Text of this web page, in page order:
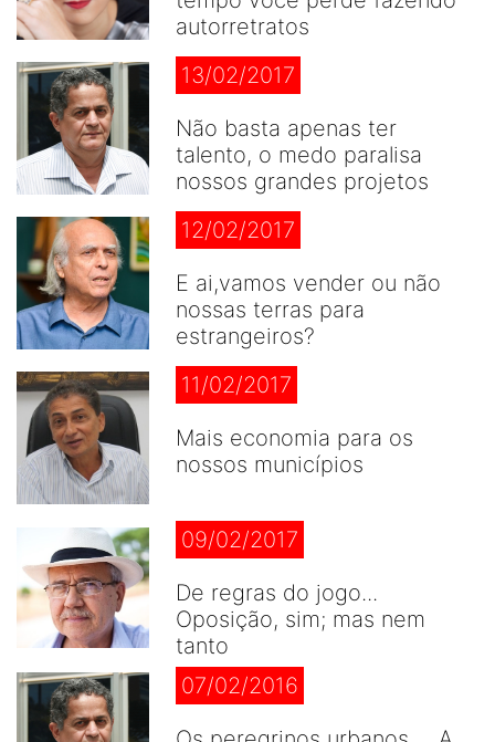
autorretratos
13/02/2017
Não basta apenas ter
talento, o medo paralisa
nossos grandes projetos
12/02/2017
E ai,vamos vender ou não
nossas terras para
estrangeiros?
11/02/2017
Mais economia para os
nossos municípios
09/02/2017
De regras do jogo...
Oposição, sim; mas nem
tanto
07/02/2016